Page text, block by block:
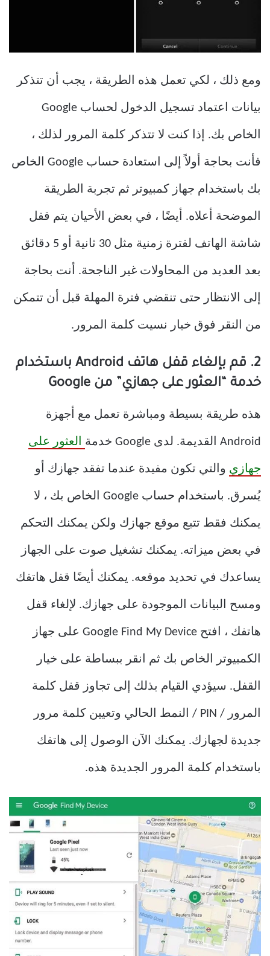
ومع ذلك ، لكي تعمل هذه الطريقة ، يجب أن تتذكر
بيانات اعتماد تسجيل الدخول لحساب Google
الخاص بك. إذا كنت لا تتذكر كلمة المرور لذلك ،
فأنت بحاجة أولاً إلى استعادة حساب Google الخاص
بك باستخدام جهاز كمبيوتر ثم تجربة الطريقة
الموضحة أعلاه. أيضًا ، في بعض الأحيان يتم قفل
شاشة الهاتف لفترة زمنية مثل 30 ثانية أو 5 دقائق
بعد العديد من المحاولات غير الناجحة. أنت بحاجة
إلى الانتظار حتى تنقضي فترة المهلة قبل أن تتمكن
من النقر فوق خيار نسيت كلمة المرور.
2. قم بإلغاء قفل هاتف Android باستخدام
خدمة “العثور على جهازي” من Google
هذه طريقة بسيطة ومباشرة تعمل مع أجهزة
Android القديمة. لدى Google خدمة العثور على
جهازي والتي تكون مفيدة عندما تفقد جهازك أو
يُسرق. باستخدام حساب Google الخاص بك ، لا
يمكنك فقط تتبع موقع جهازك ولكن يمكنك التحكم
في بعض ميزاته. يمكنك تشغيل صوت على الجهاز
يساعدك في تحديد موقعه. يمكنك أيضًا قفل هاتفك
ومسح البيانات الموجودة على جهازك. لإلغاء قفل
هاتفك ، افتح Google Find My Device على جهاز
الكمبيوتر الخاص بك ثم انقر ببساطة على خيار
القفل. سيؤدي القيام بذلك إلى تجاوز قفل كلمة
المرور / PIN / النمط الحالي وتعيين كلمة مرور
جديدة لجهازك. يمكنك الآن الوصول إلى هاتفك
باستخدام كلمة المرور الجديدة هذه.